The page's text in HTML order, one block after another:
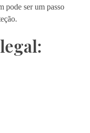
pode ser um passo